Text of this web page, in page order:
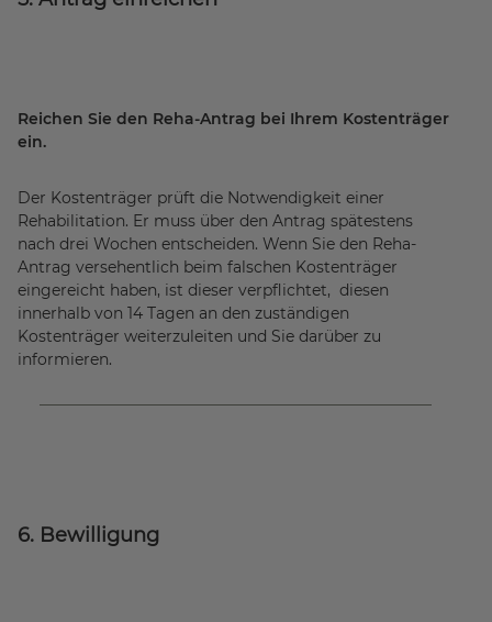
Reichen Sie den Reha-Antrag bei Ihrem Kostenträger
ein.
Der Kostenträger prüft die Notwendigkeit einer
Rehabilitation. Er muss über den Antrag spätestens
nach drei Wochen entscheiden. Wenn Sie den Reha-
Antrag versehentlich beim falschen Kostenträger
eingereicht haben, ist dieser verpflichtet, diesen
innerhalb von 14 Tagen an den zuständigen
Kostenträger weiterzuleiten und Sie darüber zu
informieren.
6. Bewilligung